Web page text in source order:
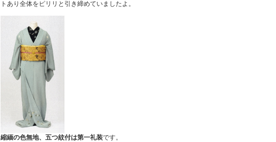
トあり全体をピリリと引き締めていましたよ。
縮緬の色無地、五つ紋付は第一礼装です。